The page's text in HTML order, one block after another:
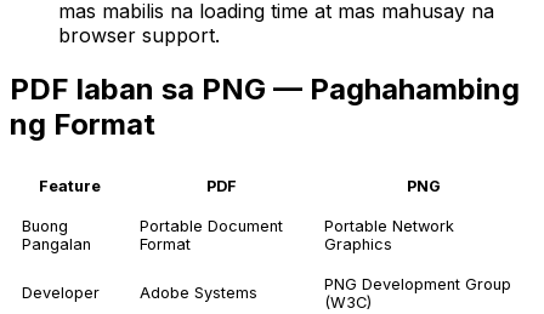
mas mabilis na loading time at mas mahusay na
browser support.
PDF laban sa PNG — Paghahambing
ng Format
Feature PDF PNG
Buong
Pangalan
Portable Document
Format
Portable Network
Graphics
Developer Adobe Systems
PNG Development Group
(W3C)